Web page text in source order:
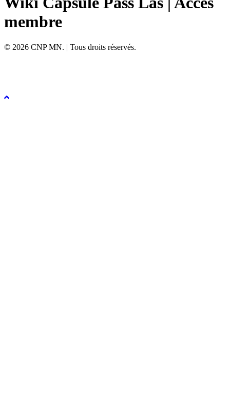
membre
© 2026 CNP MN. | Tous droits réservés.